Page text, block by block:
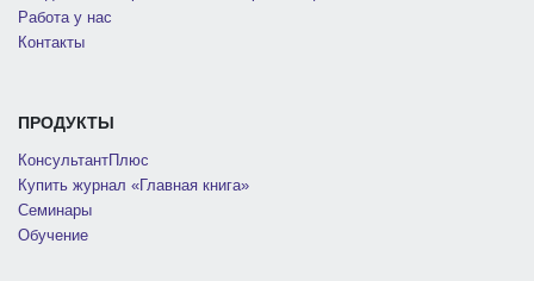
Работа у нас
Контакты
ПРОДУКТЫ
КонсультантПлюс
Купить журнал «Главная книга»
Семинары
Обучение